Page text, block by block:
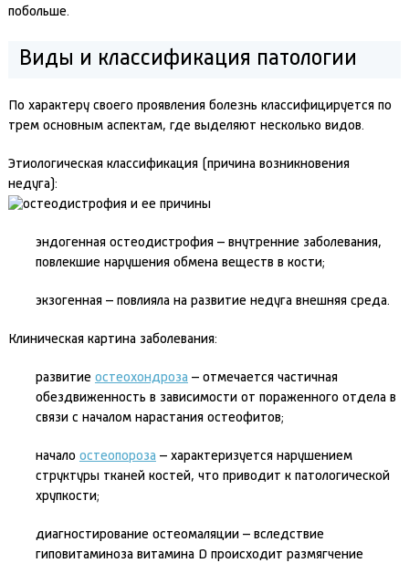
побольше.
Виды и классификация патологии
По характеру своего проявления болезнь классифицируется по
трем основным аспектам, где выделяют несколько видов.
Этиологическая классификация (причина возникновения
недуга):
эндогенная остеодистрофия – внутренние заболевания,
повлекшие нарушения обмена веществ в кости;
экзогенная – повлияла на развитие недуга внешняя среда.
Клиническая картина заболевания:
развитие остеохондроза – отмечается частичная
обездвиженность в зависимости от пораженного отдела в
связи с началом нарастания остеофитов;
начало остеопороза – характеризуется нарушением
структуры тканей костей, что приводит к патологической
хрупкости;
диагностирование остеомаляции – вследствие
гиповитаминоза витамина D происходит размягчение